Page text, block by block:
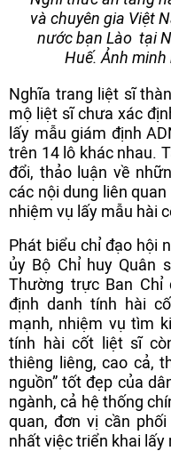
và chuyên gia Việt
nước bạn Lào tại
Huế. Ảnh
Nghĩa trang liệt sĩ
mộ liệt sĩ chưa xác
lấy mẫu giám định
trên 14 lô khác nhau.
đổi, thảo luận về
các nội dung liên
nhiệm vụ lấy mẫu hài
Phát biểu chỉ đạo hội
ủy Bộ Chỉ huy Quân
Thường trực Ban
định danh tính hài
mạnh, nhiệm vụ tìm
tính hài cốt liệt sĩ
thiêng liêng, cao cả,
nguồn” tốt đẹp của
ngành, cả hệ thống
quan, đơn vị cần
nhất việc triển khai lấy